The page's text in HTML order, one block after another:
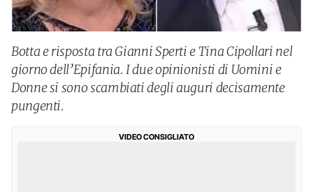
Botta e risposta tra Gianni Sperti e Tina Cipollari nel
giorno dell’Epifania. I due opinionisti di Uomini e
Donne si sono scambiati degli auguri decisamente
pungenti.
VIDEO CONSIGLIATO